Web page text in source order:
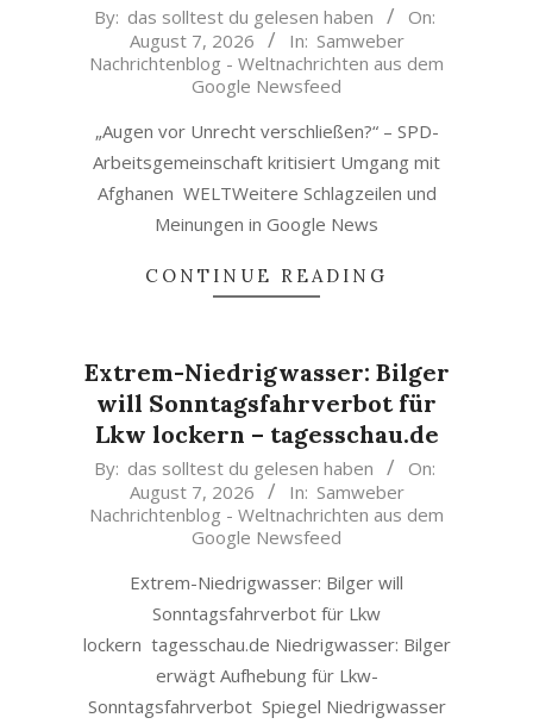
2026-
07
By: das solltest du gelesen haben
On:
August 7, 2026
In: Samweber
Nachrichtenblog - Weltnachrichten aus dem
Google Newsfeed
„Augen vor Unrecht verschließen?“ – SPD-
Arbeitsgemeinschaft kritisiert Umgang mit
Afghanen WELTWeitere Schlagzeilen und
Meinungen in Google News
CONTINUE READING
Extrem-Niedrigwasser: Bilger
will Sonntagsfahrverbot für
Lkw lockern – tagesschau.de
2026-
07
By: das solltest du gelesen haben
On:
August 7, 2026
In: Samweber
Nachrichtenblog - Weltnachrichten aus dem
Google Newsfeed
Extrem-Niedrigwasser: Bilger will
Sonntagsfahrverbot für Lkw
lockern tagesschau.de Niedrigwasser: Bilger
erwägt Aufhebung für Lkw-
Sonntagsfahrverbot Spiegel Niedrigwasser